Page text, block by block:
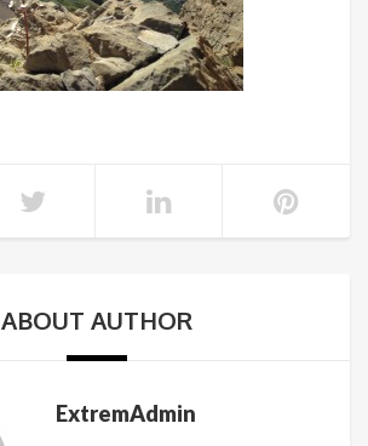
ABOUT AUTHOR
ExtremAdmin